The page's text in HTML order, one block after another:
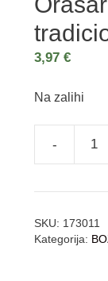
3,97€
Na zalihi
-
SKU: 173011
Kategorija: